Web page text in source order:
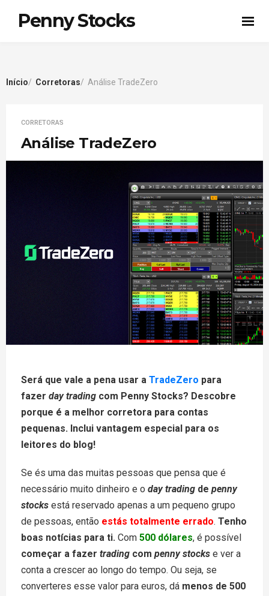
Penny Stocks
Início Corretoras Análise TradeZero
CORRETORAS
Análise TradeZero
Será que vale a pena usar a TradeZero para
fazer day trading com Penny Stocks? Descobre
porque é a melhor corretora para contas
pequenas. Inclui vantagem especial para os
leitores do blog!
Se és uma das muitas pessoas que pensa que é
necessário muito dinheiro e o day trading de penny
stocks está reservado apenas a um pequeno grupo
de pessoas, então estás totalmente errado. Tenho
boas notícias para ti. Com 500 dólares, é possível
começar a fazer trading com penny stocks e ver a
conta a crescer ao longo do tempo. Ou seja, se
converteres esse valor para euros, dá menos de 500